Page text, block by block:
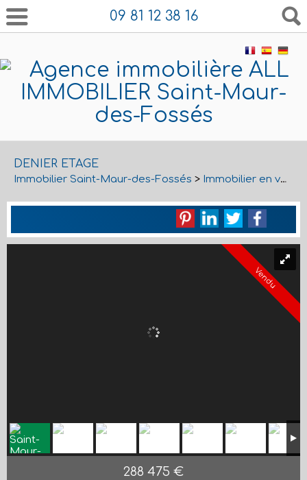
09 81 12 38 16
DENIER ETAGE
Immobilier Saint-Maur-des-Fossés > Immobilier en vente Saint-Maur-des-Fossés
Vendu
288 475 €